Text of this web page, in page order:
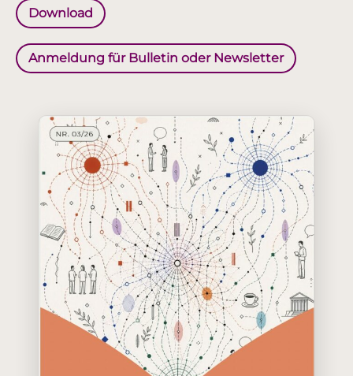
Download
Anmeldung für Bulletin oder Newsletter